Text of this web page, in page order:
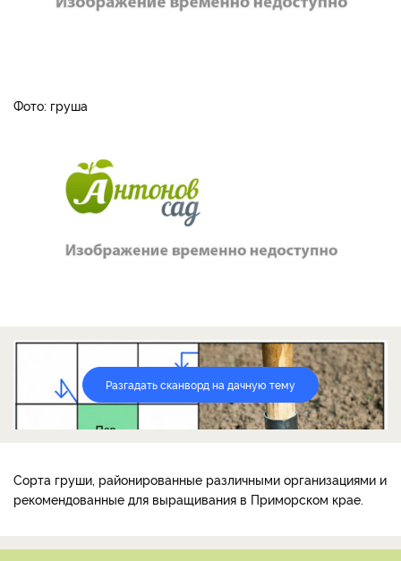
Фото: груша
Разгадать сканворд на дачную тему
Сорта груши, районированные различными организациями и
рекомендованные для выращивания в Приморском крае.